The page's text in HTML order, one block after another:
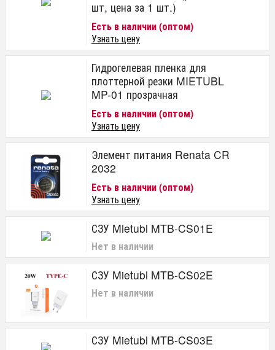
шт, цена за 1 шт.)
Есть в наличии (оптом)
Узнать цену
Гидрогелевая пленка для
плоттерной резки MIETUBL
MP-01 прозрачная
Есть в наличии (оптом)
Узнать цену
Элемент питания Renata CR
2032
Есть в наличии (оптом)
Узнать цену
СЗУ Mietubl MTB-CS01E
Нет в наличии
СЗУ Mietubl MTB-CS02E
Нет в наличии
СЗУ Mietubl MTB-CS03E